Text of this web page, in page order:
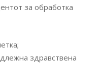
за обработка
здравствена